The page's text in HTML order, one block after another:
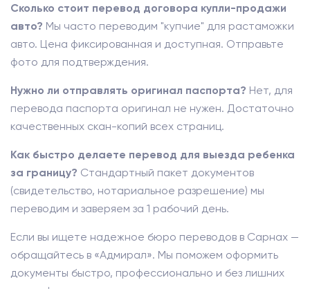
Сколько стоит перевод договора купли-продажи
авто? Мы часто переводим "купчие" для растаможки
авто. Цена фиксированная и доступная. Отправьте
фото для подтверждения.
Нужно ли отправлять оригинал паспорта? Нет, для
перевода паспорта оригинал не нужен. Достаточно
качественных скан-копий всех страниц.
Как быстро делаете перевод для выезда ребенка
за границу? Стандартный пакет документов
(свидетельство, нотариальное разрешение) мы
переводим и заверяем за 1 рабочий день.
Если вы ищете надежное бюро переводов в Сарнах —
обращайтесь в «Адмирал». Мы поможем оформить
документы быстро, профессионально и без лишних